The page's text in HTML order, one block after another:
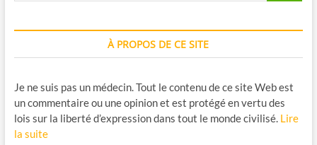
À PROPOS DE CE SITE
Je ne suis pas un médecin. Tout le contenu de ce site Web est
un commentaire ou une opinion et est protégé en vertu des
lois sur la liberté d’expression dans tout le monde civilisé. Lire
la suite